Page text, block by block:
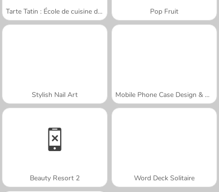
Tarte Tatin : École de cuisine de Sara Pop Fruit
Stylish Nail Art Mobile Phone Case Design & DIY
Beauty Resort 2 Word Deck Solitaire